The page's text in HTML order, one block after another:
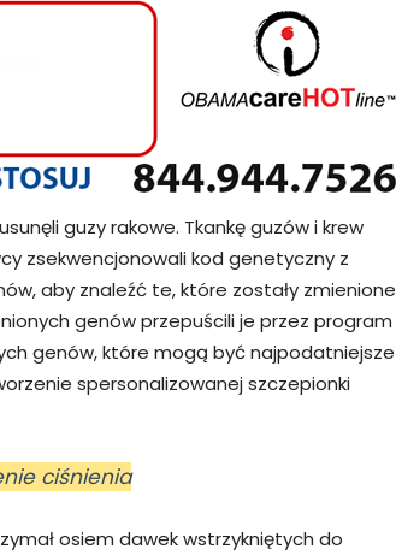
guzy rakowe. Tkankę guzów i krew
zsekwencjonowali kod genetyczny z
aby znaleźć te, które zostały zmienione
genów przepuścili je przez program
genów, które mogą być najpodatniejsze
spersonalizowanej szczepionki
ciśnienia
osiem dawek wstrzykniętych do